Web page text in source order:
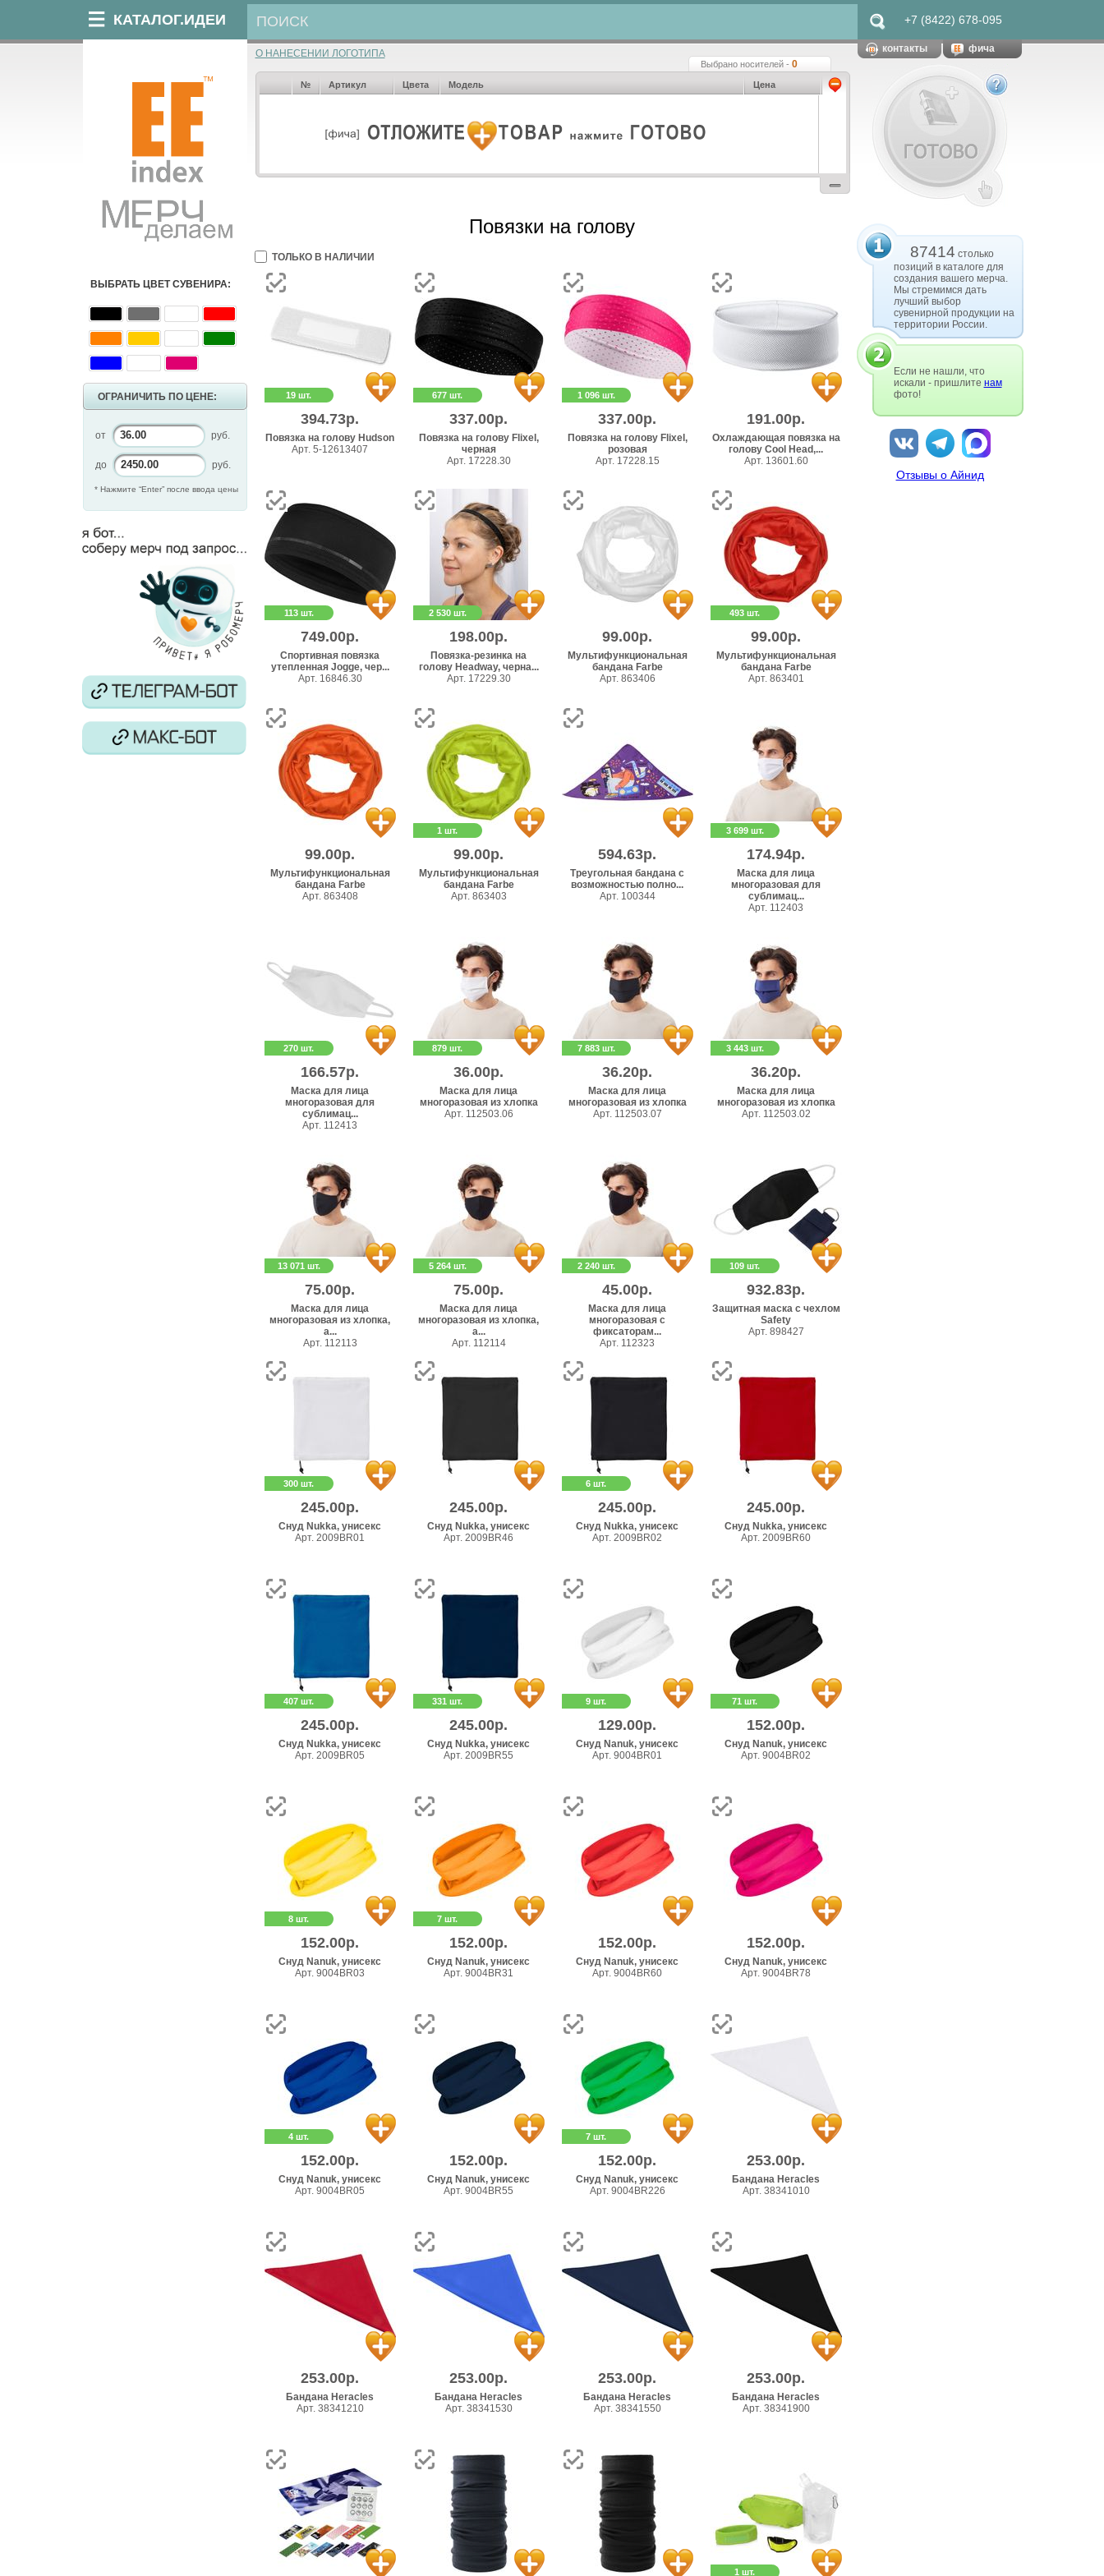
КАТАЛОГ.ИДЕИ +7 (8422) 678-095
ВЫБРАТЬ ЦВЕТ СУВЕНИРА:
ОГРАНИЧИТЬ ПО ЦЕНЕ:
от руб.
до руб.
* Нажмите “Enter” после ввода цены
О НАНЕСЕНИИ ЛОГОТИПА
Выбрано носителей - 0
№ Артикул Цвета Модель Цена
ТОЛЬКО В НАЛИЧИИ
Повязки на голову
19 шт.
394.73р.
Повязка на голову Hudson
Арт. 5-12613407
677 шт.
337.00р.
Повязка на голову Flixel,
черная
Арт. 17228.30
1 096 шт.
337.00р.
Повязка на голову Flixel,
розовая
Арт. 17228.15
191.00р.
Охлаждающая повязка на
голову Cool Head,...
Арт. 13601.60
113 шт.
749.00р.
Спортивная повязка
утепленная Jogge, чер...
Арт. 16846.30
2 530 шт.
198.00р.
Повязка-резинка на
голову Headway, черна...
Арт. 17229.30
99.00р.
Мультифункциональная
бандана Farbe
Арт. 863406
493 шт.
99.00р.
Мультифункциональная
бандана Farbe
Арт. 863401
99.00р.
Мультифункциональная
бандана Farbe
Арт. 863408
1 шт.
99.00р.
Мультифункциональная
бандана Farbe
Арт. 863403
594.63р.
Треугольная бандана с
возможностью полно...
Арт. 100344
3 699 шт.
174.94р.
Маска для лица
многоразовая для
сублимац...
Арт. 112403
270 шт.
166.57р.
Маска для лица
многоразовая для
сублимац...
Арт. 112413
879 шт.
36.00р.
Маска для лица
многоразовая из хлопка
Арт. 112503.06
7 883 шт.
36.20р.
Маска для лица
многоразовая из хлопка
Арт. 112503.07
3 443 шт.
36.20р.
Маска для лица
многоразовая из хлопка
Арт. 112503.02
13 071 шт.
75.00р.
Маска для лица
многоразовая из хлопка,
а...
Арт. 112113
5 264 шт.
75.00р.
Маска для лица
многоразовая из хлопка,
а...
Арт. 112114
2 240 шт.
45.00р.
Маска для лица
многоразовая с
фиксаторам...
Арт. 112323
109 шт.
932.83р.
Защитная маска с чехлом
Safety
Арт. 898427
300 шт.
245.00р.
Снуд Nukka, унисекс
Арт. 2009BR01
245.00р.
Снуд Nukka, унисекс
Арт. 2009BR46
6 шт.
245.00р.
Снуд Nukka, унисекс
Арт. 2009BR02
245.00р.
Снуд Nukka, унисекс
Арт. 2009BR60
407 шт.
245.00р.
Снуд Nukka, унисекс
Арт. 2009BR05
331 шт.
245.00р.
Снуд Nukka, унисекс
Арт. 2009BR55
9 шт.
129.00р.
Снуд Nanuk, унисекс
Арт. 9004BR01
71 шт.
152.00р.
Снуд Nanuk, унисекс
Арт. 9004BR02
8 шт.
152.00р.
Снуд Nanuk, унисекс
Арт. 9004BR03
7 шт.
152.00р.
Снуд Nanuk, унисекс
Арт. 9004BR31
152.00р.
Снуд Nanuk, унисекс
Арт. 9004BR60
152.00р.
Снуд Nanuk, унисекс
Арт. 9004BR78
4 шт.
152.00р.
Снуд Nanuk, унисекс
Арт. 9004BR05
152.00р.
Снуд Nanuk, унисекс
Арт. 9004BR55
7 шт.
152.00р.
Снуд Nanuk, унисекс
Арт. 9004BR226
253.00р.
Бандана Heracles
Арт. 38341010
253.00р.
Бандана Heracles
Арт. 38341210
253.00р.
Бандана Heracles
Арт. 38341530
253.00р.
Бандана Heracles
Арт. 38341550
253.00р.
Бандана Heracles
Арт. 38341900
1 шт.
контакты фича
87414 столько
позиций в каталоге для
создания вашего мерча.
Мы стремимся дать
лучший выбор
сувенирной продукции на
территории России.
Если не нашли, что
искали - пришлите нам
фото!
Отзывы о Айнид